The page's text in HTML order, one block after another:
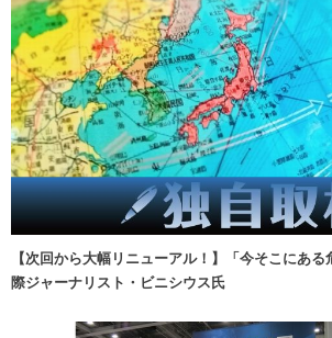
【次回から大幅リニューアル！】「今そこにあ
際ジャーナリスト・ビニシウス氏